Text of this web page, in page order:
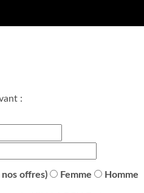
:
offres) Femme Homme